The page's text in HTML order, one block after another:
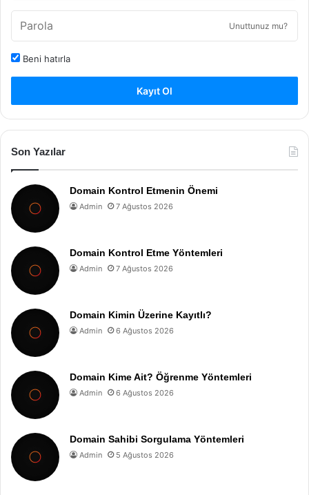
Unuttunuz mu?
Beni hatırla
Kayıt Ol
Son Yazılar
Domain Kontrol Etmenin Önemi
Admin 7 Ağustos 2026
Domain Kontrol Etme Yöntemleri
Admin 7 Ağustos 2026
Domain Kimin Üzerine Kayıtlı?
Admin 6 Ağustos 2026
Domain Kime Ait? Öğrenme Yöntemleri
Admin 6 Ağustos 2026
Domain Sahibi Sorgulama Yöntemleri
Admin 5 Ağustos 2026